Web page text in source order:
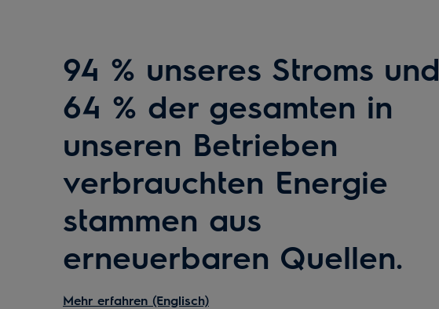
94 % unseres Stroms und
64 % der gesamten in
unseren Betrieben
verbrauchten Energie
stammen aus
erneuerbaren Quellen.
Mehr erfahren (Englisch)